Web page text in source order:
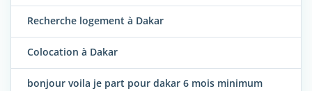
Recherche logement à Dakar
Colocation à Dakar
bonjour voila je part pour dakar 6 mois minimum